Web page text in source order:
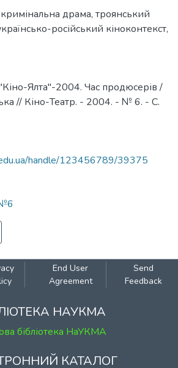
кримінальна драма, троянський
російський кіноконтекст,
Ялта"-2004. Час продюсерів /
// Кіно-Театр. - 2004. - № 6. - С.
handle/123456789/39375
End User
Agreement
Send
Feedback
НАУКМА
бібліотека НаУКМА
КАТАЛОГ